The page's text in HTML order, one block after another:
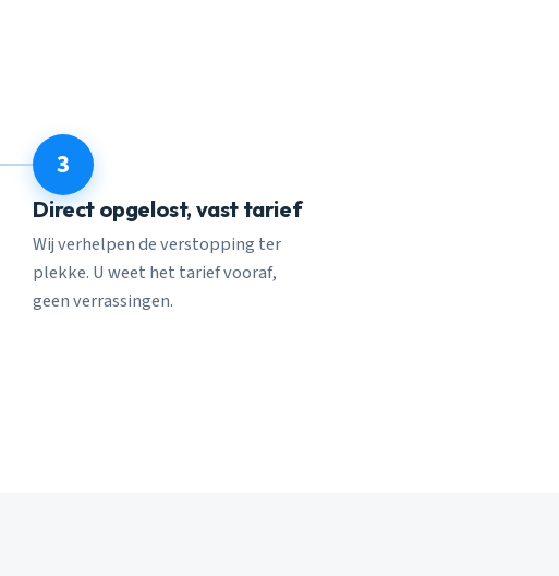
3
Direct opgelost, vast tarief
Wij verhelpen de verstopping ter
plekke. U weet het tarief vooraf,
geen verrassingen.